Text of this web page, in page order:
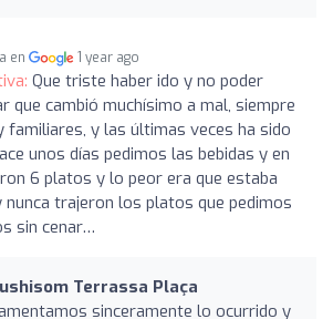
en 1 year ago
Que triste haber ido y no poder
que cambió muchísimo a mal, siempre
familiares, y las últimas veces ha sido
unos días pedimos las bebidas y en
6 platos y lo peor era que estaba
nunca trajeron los platos que pedimos
sin cenar…
Terrassa Plaça
sinceramente lo ocurrido y